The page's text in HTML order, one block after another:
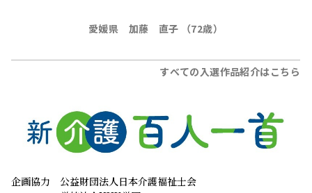
愛媛県 加藤 直子 （72歳）
すべての入選作品紹介はこちら
企画協力
公益財団法人日本介護福祉士会